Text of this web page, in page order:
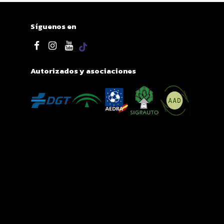
Síguenos en
Autorizados y asociaciones